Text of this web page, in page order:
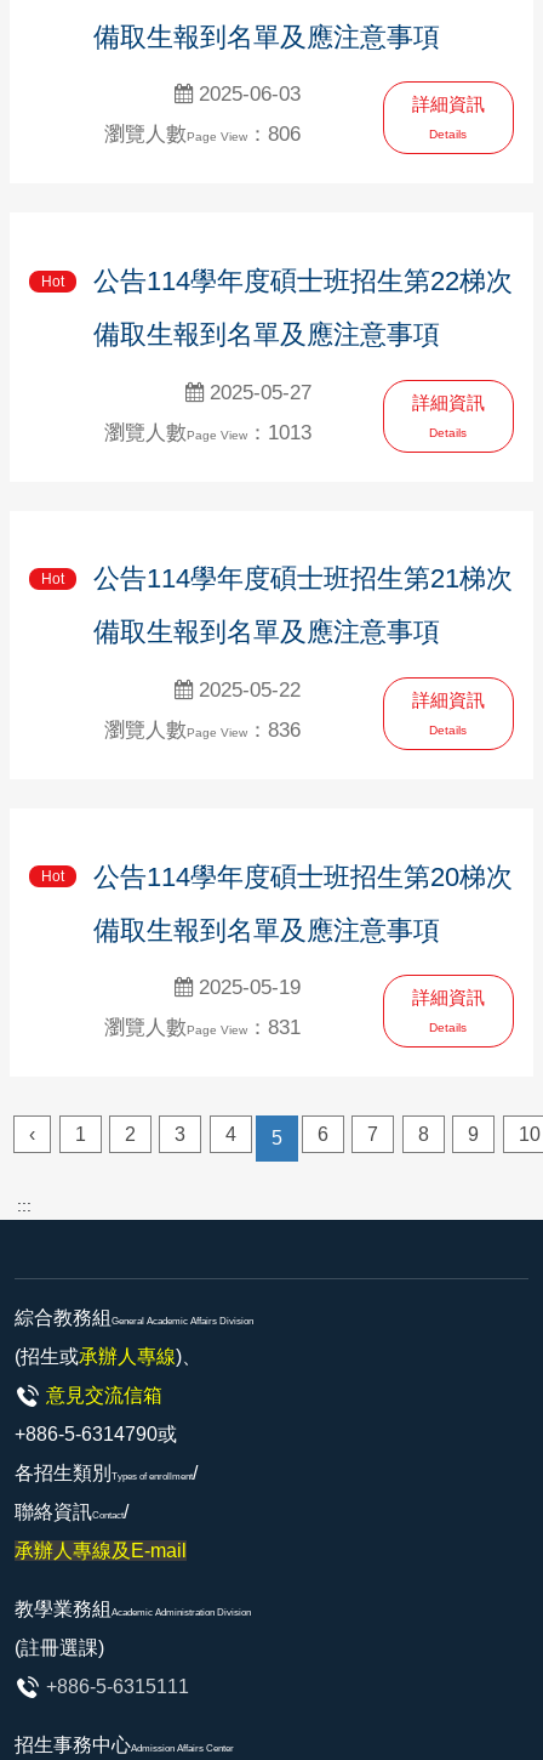
備取生報到名單及應注意事項
2025-06-03
瀏覽人數Page View：806
詳細資訊
Details
Hot
公告114學年度碩士班招生第22梯次
備取生報到名單及應注意事項
2025-05-27
瀏覽人數Page View：1013
詳細資訊
Details
Hot
公告114學年度碩士班招生第21梯次
備取生報到名單及應注意事項
2025-05-22
瀏覽人數Page View：836
詳細資訊
Details
Hot
公告114學年度碩士班招生第20梯次
備取生報到名單及應注意事項
2025-05-19
瀏覽人數Page View：831
詳細資訊
Details
‹ 1 2 3 4 5 6 7 8 9 10
:::
綜合教務組 General Academic Affairs Division
(招生或承辦人專線)、
意見交流信箱
+886-5-6314790或
各招生類別 Types of enrollment/
聯絡資訊Contact/
承辦人專線及E-mail
教學業務組 Academic Administration Division
(註冊選課)
+886-5-6315111
招生事務中心Admission Affairs Center